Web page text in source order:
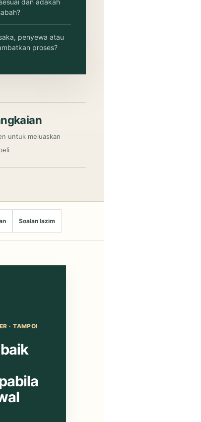
dan adakah
penyewa atau
proses?
untuk meluaskan
Soalan lazim
· TAMPOI